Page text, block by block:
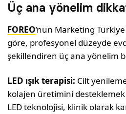
Üç ana yönelim
FOREO’nun Marketing
göre, profesyonel düzeyde
şekillendiren üç ana yönelim
LED ışık terapisi: Cilt
kolajen üretimini desteklemek
LED teknolojisi, klinik olarak